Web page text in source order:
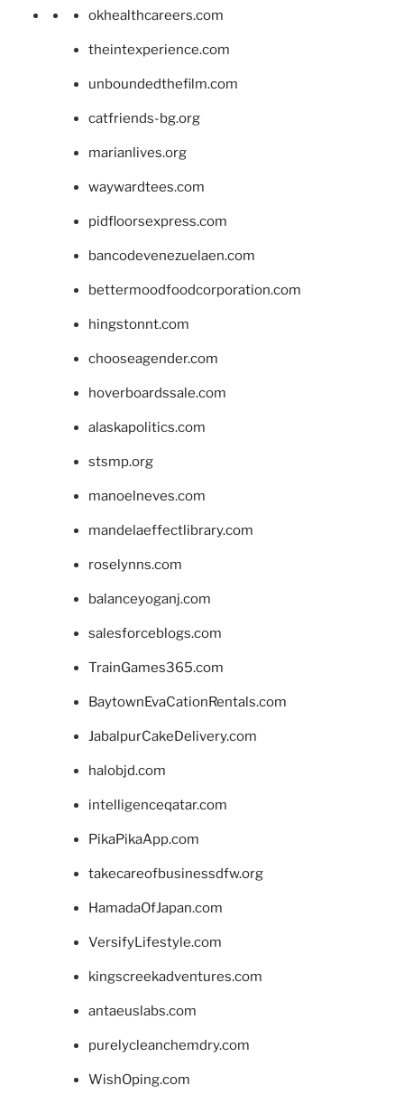
okhealthcareers.com
theintexperience.com
unboundedthefilm.com
catfriends-bg.org
marianlives.org
waywardtees.com
pidfloorsexpress.com
bancodevenezuelaen.com
bettermoodfoodcorporation.com
hingstonnt.com
chooseagender.com
hoverboardssale.com
alaskapolitics.com
stsmp.org
manoelneves.com
mandelaeffectlibrary.com
roselynns.com
balanceyoganj.com
salesforceblogs.com
TrainGames365.com
BaytownEvaCationRentals.com
JabalpurCakeDelivery.com
halobjd.com
intelligenceqatar.com
PikaPikaApp.com
takecareofbusinessdfw.org
HamadaOfJapan.com
VersifyLifestyle.com
kingscreekadventures.com
antaeuslabs.com
purelycleanchemdry.com
WishOping.com